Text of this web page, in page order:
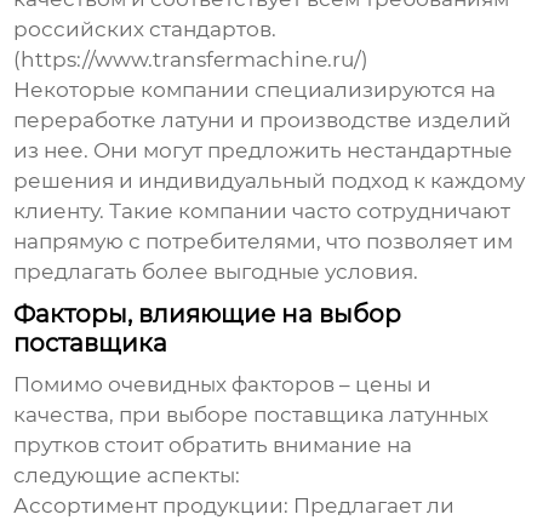
российских стандартов.
(https://www.transfermachine.ru/)
Некоторые компании специализируются на
переработке латуни и производстве изделий
из нее. Они могут предложить нестандартные
решения и индивидуальный подход к каждому
клиенту. Такие компании часто сотрудничают
напрямую с потребителями, что позволяет им
предлагать более выгодные условия.
Факторы, влияющие на выбор
поставщика
Помимо очевидных факторов – цены и
качества, при выборе поставщикалатунных
прутков стоит обратить внимание на
следующие аспекты:
Ассортимент продукции: Предлагает ли